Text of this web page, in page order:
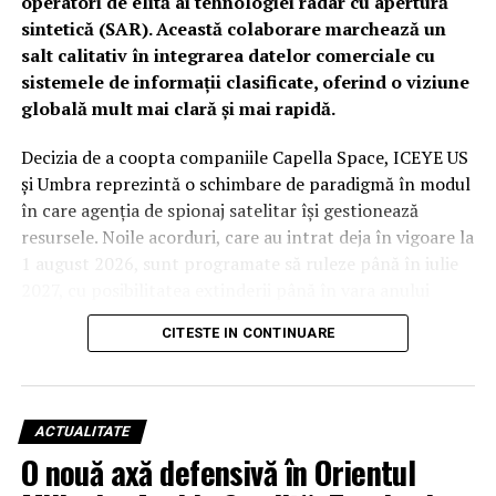
sintetică (SAR). Această colaborare marchează un
salt calitativ în integrarea datelor comerciale cu
sistemele de informații clasificate, oferind o viziune
globală mult mai clară și mai rapidă.
Decizia de a coopta companiile Capella Space, ICEYE US
și Umbra reprezintă o schimbare de paradigmă în modul
în care agenția de spionaj satelitar își gestionează
resursele. Noile acorduri, care au intrat deja în vigoare la
1 august 2026, sunt programate să ruleze până în iulie
2029. Deși valorile financiare rămân confidențiale din
cauza bugetului clasificat al agenției, impactul
De la studii la operațiuni: Capella
Space, ICEYE US și Umbra devin
CITESTE IN CONTINUARE
ACTUALITATE
O nouă axă defensivă în Orientul